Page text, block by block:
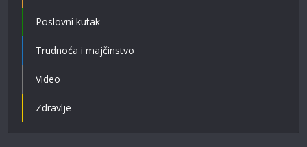
Poslovni kutak
Trudnoća i majčinstvo
Video
Zdravlje